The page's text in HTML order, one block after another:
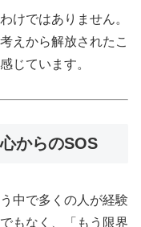
けではありません。
えから解放されたこ
じています。
からのSOS
中で多くの人が経験
もなく、「もう限界